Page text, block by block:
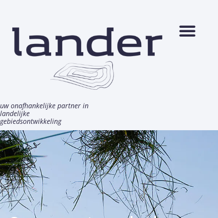
uw onafhankelijke partner in
landelijke
gebiedsontwikkeling